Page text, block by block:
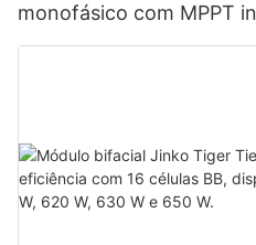
monofásico com MPPT
até 9 unidades em